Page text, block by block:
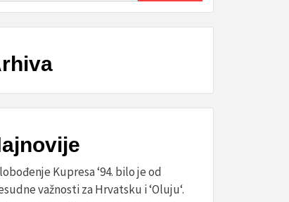
Kupresa ‘94. bilo je od
važnosti za Hrvatsku i ‘Oluju‘.